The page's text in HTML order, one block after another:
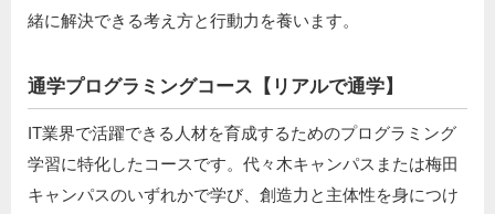
緒に解決できる考え方と行動力を養います。
通学プログラミングコース【リアルで通学】
IT業界で活躍できる人材を育成するためのプログラミング
学習に特化したコースです。代々木キャンパスまたは梅田
キャンパスのいずれかで学び、創造力と主体性を身につけ